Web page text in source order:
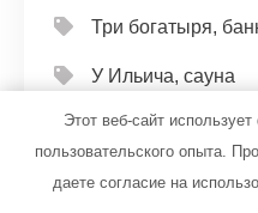
Три богатыря,
У Ильича, сауна
У Лёхи,
Этот веб-сайт
пользовательского опыта.
даете согласие на